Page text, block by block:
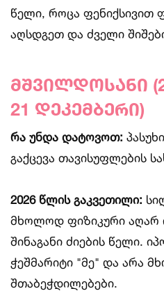
წელი, როცა ფენიქსივით
აღსდგეთ და ძველი
მშვილდოსანი
21 დეკემბერი)
რა უნდა დატოვოთ:
გაქცევა თავისუფლების
2026 წლის გაკვეთილი:
მხოლოდ ფიზიკური აღარ
შინაგანი ძიების წელი.
ჭეშმარიტი "მე" და არა
შთაბეჭდილებები.